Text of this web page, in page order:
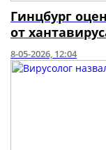
Гинцбург
от
8-05-2026, 12:04